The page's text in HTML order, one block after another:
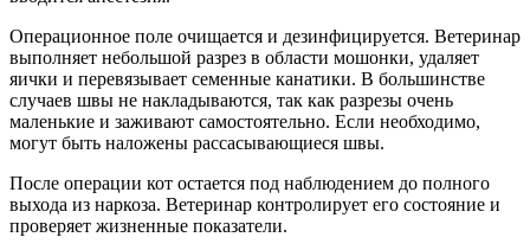
Операционное поле очищается и дезинфицируется. Ветеринар
выполняет небольшой разрез в области мошонки, удаляет
яички и перевязывает семенные канатики. В большинстве
случаев швы не накладываются, так как разрезы очень
маленькие и заживают самостоятельно. Если необходимо,
могут быть наложены рассасывающиеся швы.
После операции кот остается под наблюдением до полного
выхода из наркоза. Ветеринар контролирует его состояние и
проверяет жизненные показатели.